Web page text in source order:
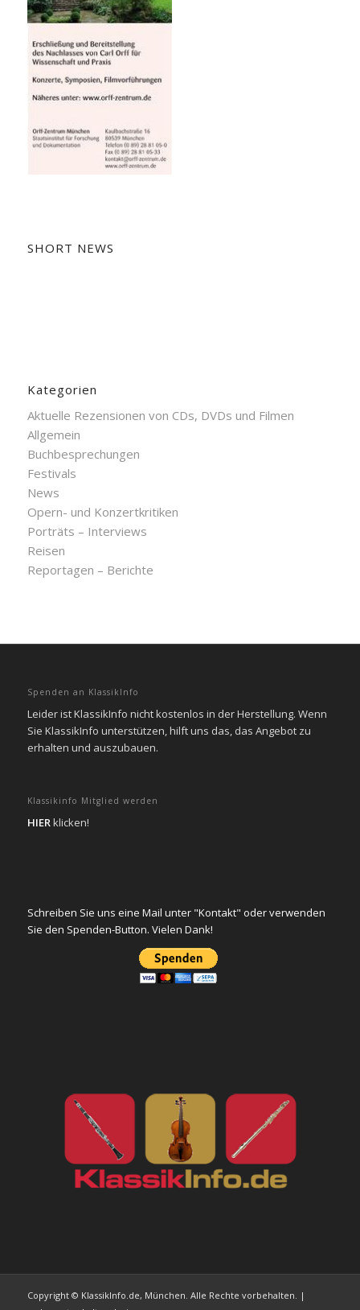
SHORT NEWS
Kategorien
Aktuelle Rezensionen von CDs, DVDs und Filmen
Allgemein
Buchbesprechungen
Festivals
News
Opern- und Konzertkritiken
Porträts – Interviews
Reisen
Reportagen – Berichte
Spenden an KlassikInfo
Leider ist KlassikInfo nicht kostenlos in der Herstellung. Wenn
Sie KlassikInfo unterstützen, hilft uns das, das Angebot zu
erhalten und auszubauen.
Klassikinfo Mitglied werden
HIERklicken!
Schreiben Sie uns eine Mail unter "Kontakt" oder verwenden
Sie den Spenden-Button. Vielen Dank!
Copyright © KlassikInfo.de, München. Alle Rechte vorbehalten. |